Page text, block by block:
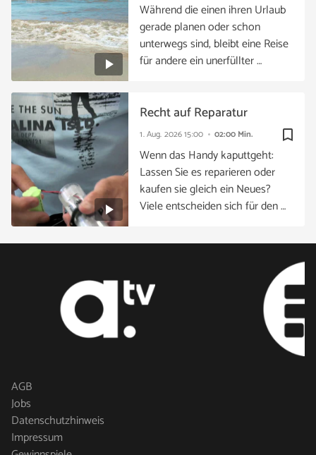
Während die einen ihren Urlaub
gerade planen oder schon
unterwegs sind, bleibt eine Reise
für andere ein unerfüllter …
bookmark_border
1. Aug. 202615:00 02:00 Min.
Recht auf Reparatur
Wenn das Handy kaputtgeht:
Lassen Sie es reparieren oder
kaufen sie gleich ein Neues?
Viele entscheiden sich für den …
AGB
Jobs
Datenschutzhinweis
Impressum